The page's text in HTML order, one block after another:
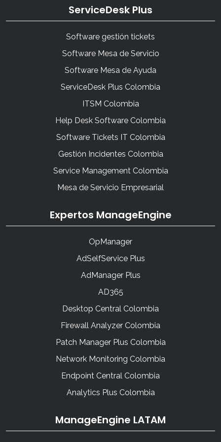
ServiceDesk Plus
Software gestión tickets
Software Mesa de Servicio
Software Mesa de Ayuda
ServiceDesk Plus Colombia
ITSM Colombia
Help Desk Software Colombia
Software Tickets IT Colombia
Gestión Incidentes Colombia
Service Management Colombia
Mesa de Servicio Empresarial
Expertos ManageEngine
OpManager
AdSelfService Plus
AdManager Plus
AD365
Desktop Central Colombia
Firewall Analyzer Colombia
Patch Manager Plus Colombia
Network Monitoring Colombia
Endpoint Central Colombia
Analytics Plus Colombia
ManageEngine LATAM